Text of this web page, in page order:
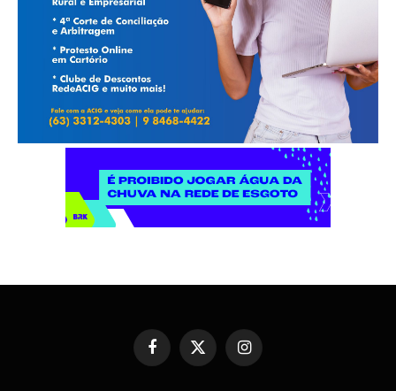
Facebook
X
Instagram